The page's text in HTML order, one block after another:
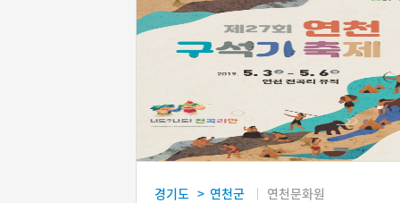
경기도 > 연천군 연천문화원